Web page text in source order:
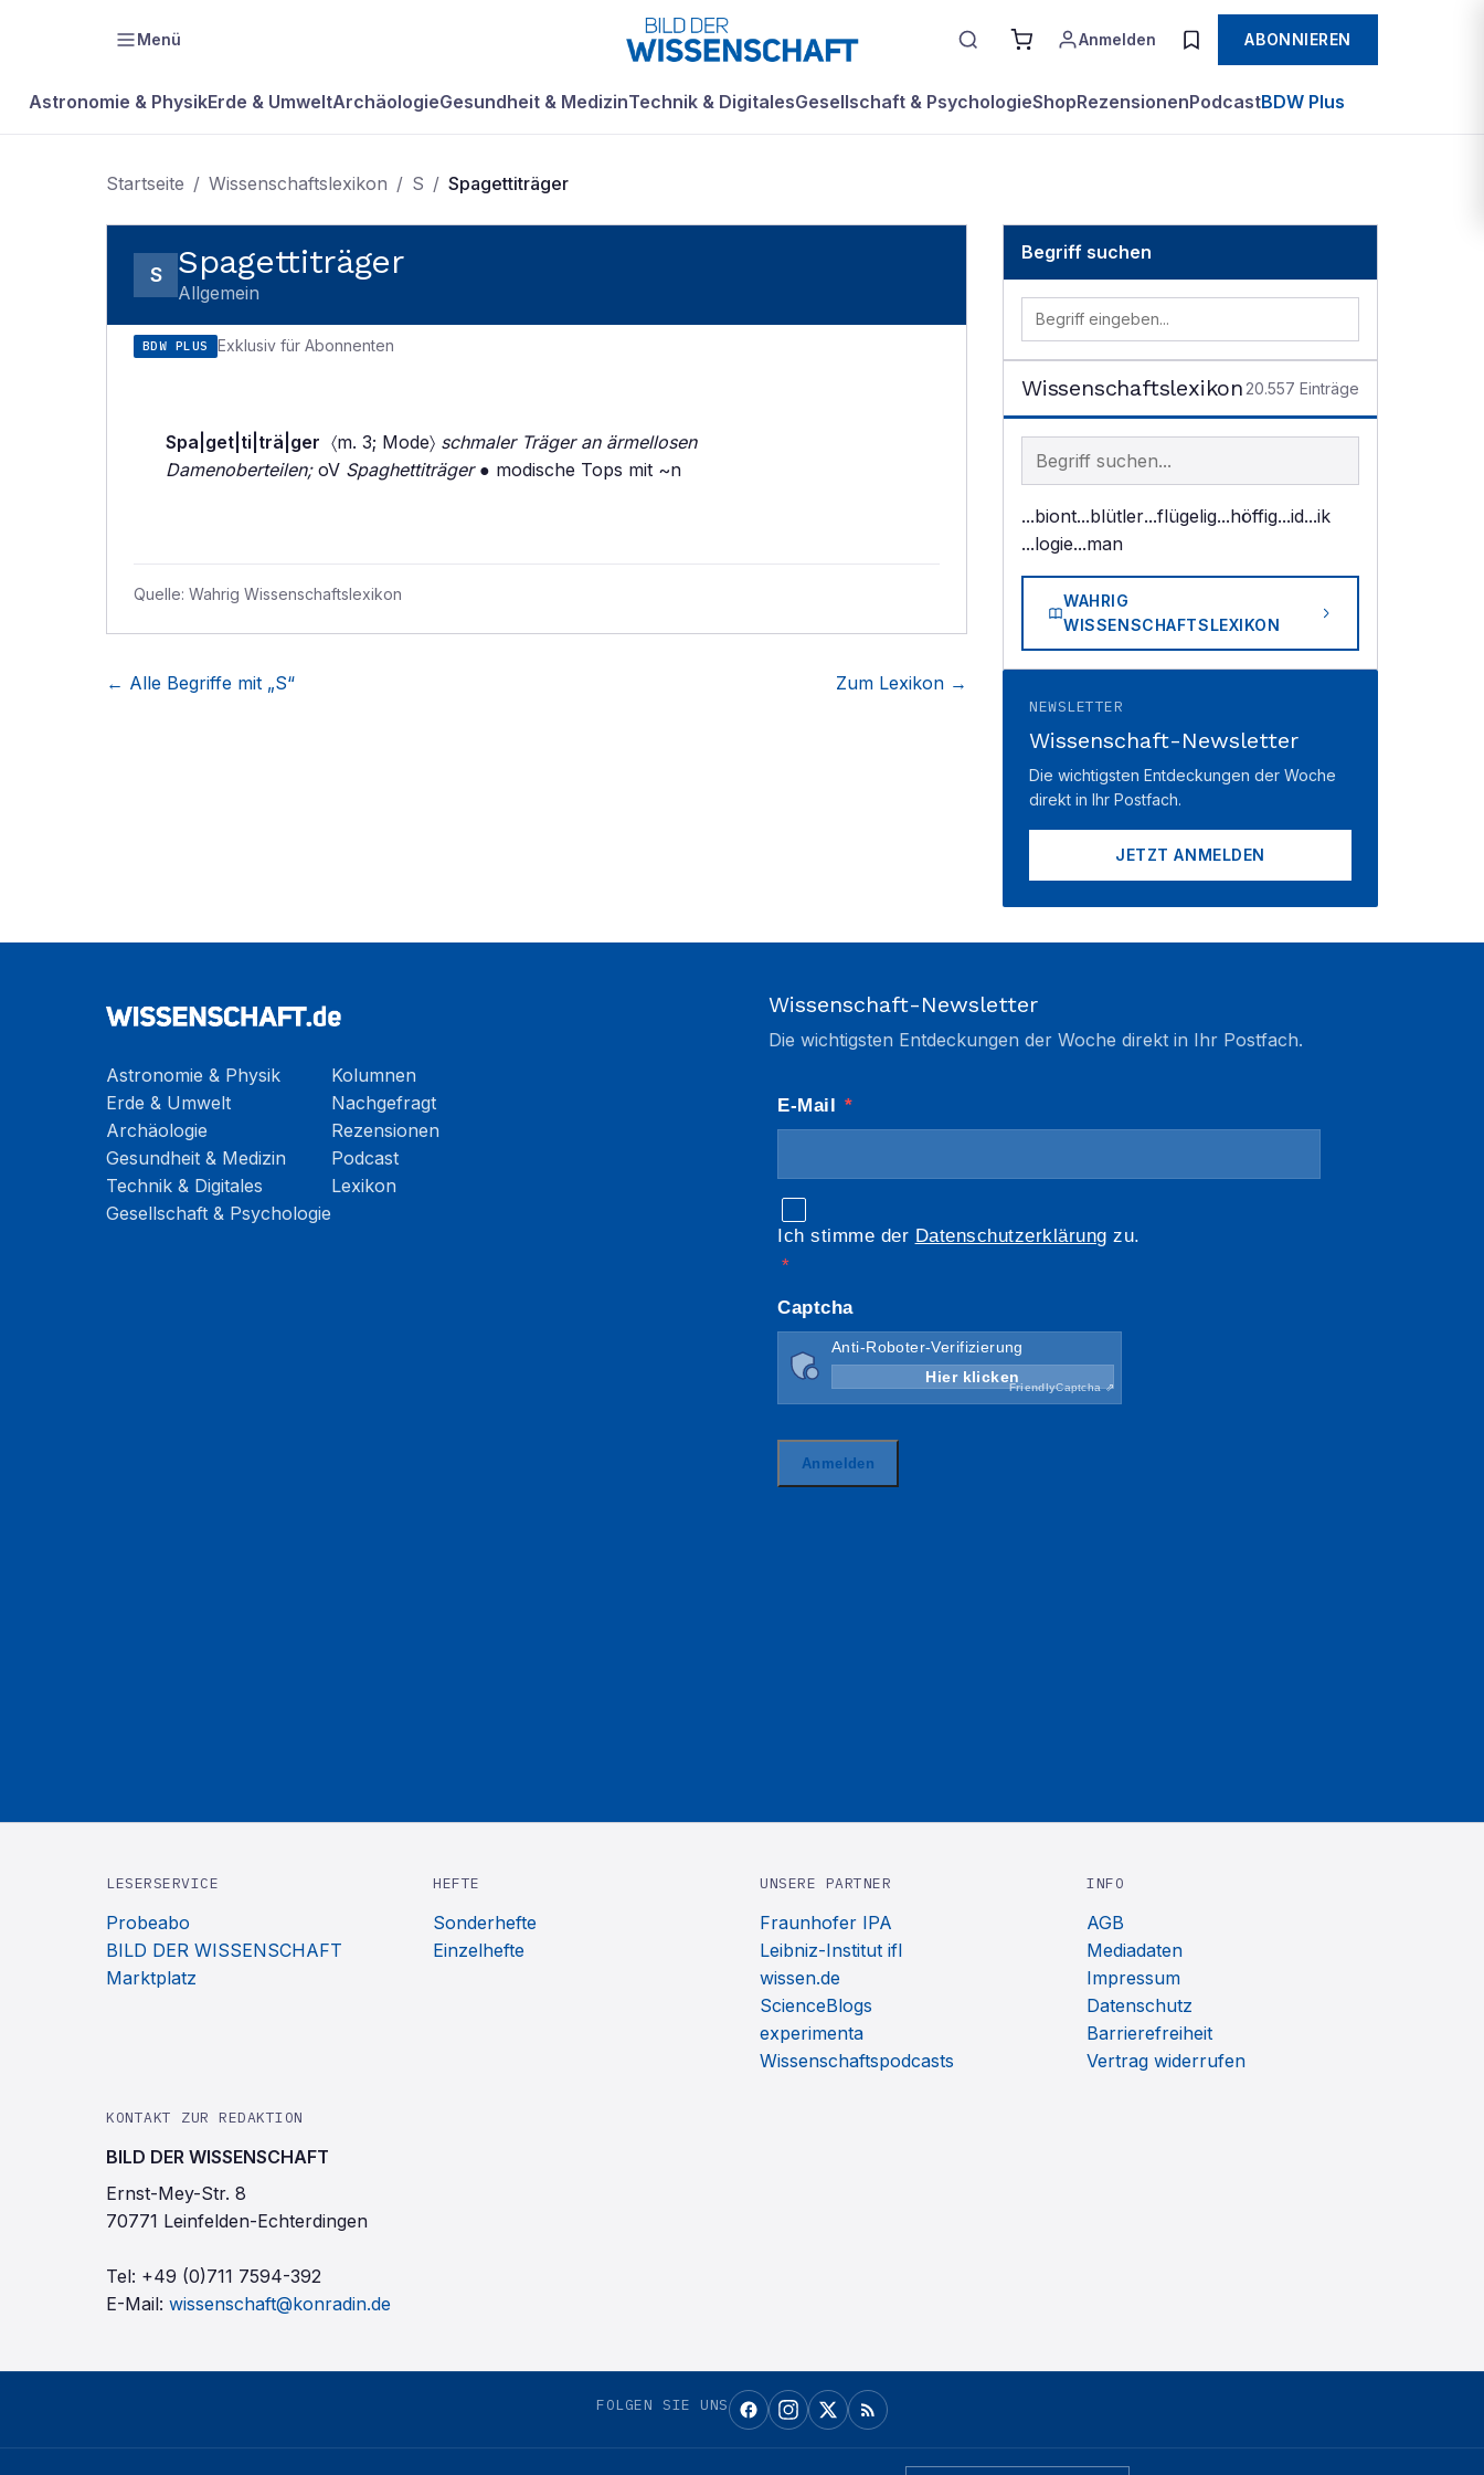
Menü Anmelden ABONNIEREN
Astronomie & PhysikErde & UmweltArchäologieGesundheit & MedizinTechnik & DigitalesGesellschaft & PsychologieShopRezensionenPodcastBDW Plus
Startseite / Wissenschaftslexikon / S / Spagettiträger
S Spagettiträger
Allgemein
BDW PLUS Exklusiv für Abonnenten
Spa|get|ti|trä|ger 〈m. 3; Mode〉 schmaler Träger an ärmellosen
Damenoberteilen;oV Spaghettiträger● modische Tops mit ~n
Quelle: Wahrig Wissenschaftslexikon
← Alle Begriffe mit „S“ Zum Lexikon →
Begriff suchen
Wissenschaftslexikon 20.557 Einträge
Begriff im Lexikon suchen
...biont...blütler...flügelig...höffig...id...ik
...logie...man
WAHRIG
WISSENSCHAFTSLEXIKON
NEWSLETTER
Wissenschaft-Newsletter
Die wichtigsten Entdeckungen der Woche
direkt in Ihr Postfach.
JETZT ANMELDEN
Astronomie & Physik
Erde & Umwelt
Archäologie
Gesundheit & Medizin
Technik & Digitales
Gesellschaft & Psychologie
Kolumnen
Nachgefragt
Rezensionen
Podcast
Lexikon
Wissenschaft-Newsletter
Die wichtigsten Entdeckungen der Woche direkt in Ihr Postfach.
LESERSERVICE
Probeabo
BILD DER WISSENSCHAFT
Marktplatz
HEFTE
Sonderhefte
Einzelhefte
UNSERE PARTNER
Fraunhofer IPA
Leibniz-Institut ifl
wissen.de
ScienceBlogs
experimenta
Wissenschaftspodcasts
INFO
AGB
Mediadaten
Impressum
Datenschutz
Barrierefreiheit
Vertrag widerrufen
KONTAKT ZUR REDAKTION
BILD DER WISSENSCHAFT
Ernst-Mey-Str. 8
70771 Leinfelden-Echterdingen
Tel: +49 (0)711 7594-392
E-Mail: wissenschaft@konradin.de
FOLGEN SIE UNS